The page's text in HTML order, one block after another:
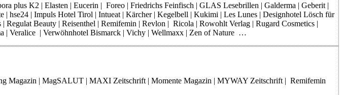
plus K2 | Elasten | Eucerin | Foreo | Friedrichs Feinfisch | GLAS Lesebrillen | Galderma | Geberit |
| hse24 | Impuls Hotel Tirol | Intueat | Kärcher | Kegelbell | Kukimi | Les Lunes | Designhotel Lösch für
Beauty | Reisenthel | Remifemin | Revlon | Ricola | Rowohlt Verlag | Rugard Cosmetics |
| Veralice | Verwöhnhotel Bismarck | Vichy | Wellmaxx | Zen of Nature …
Magazin | MagSALUT | MAXI Zeitschrift | Momente Magazin | MYWAY Zeitschrift | Remifemin